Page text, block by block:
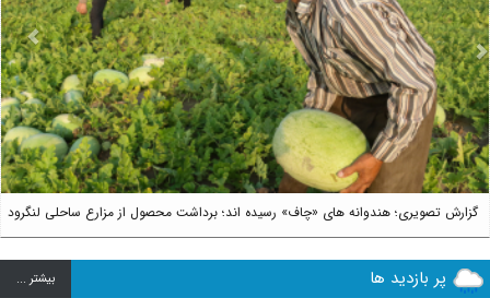
گزارش تصویری؛ هندوانه های «چاف» رسیده اند؛ برداشت محصول از مزارع ساحلی لنگرود
Next
پر بازدید ها بيشتر ...